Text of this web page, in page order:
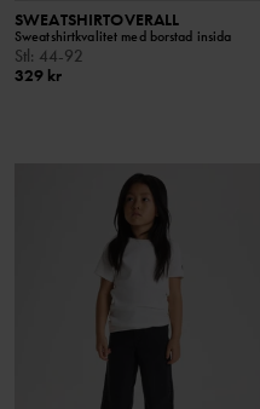
SWEATSHIRTOVERALL
Sweatshirtkvalitet med borstad insida
Stl: 44-92
329 kr